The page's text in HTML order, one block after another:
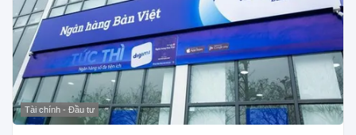
Tài chính - Đầu tư